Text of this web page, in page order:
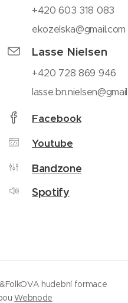
+420 603 318 083
ekozelska@gmail.com
Lasse Nielsen
+420 728 869 946
Facebook
Youtube
Bandzone
Spotify
hudební formace
Webnode